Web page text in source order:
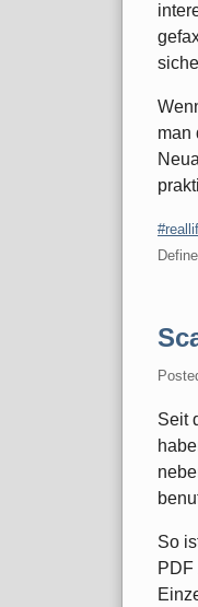
man
Seit
So
PDF